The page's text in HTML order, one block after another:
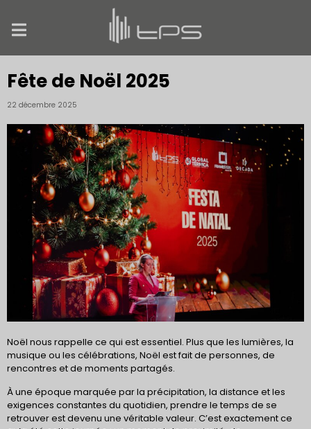
Fête de Noël 2025
22 décembre 2025
Noël nous rappelle ce qui est essentiel. Plus que les lumières, la
musique ou les célébrations, Noël est fait de personnes, de
rencontres et de moments partagés.
À une époque marquée par la précipitation, la distance et les
exigences constantes du quotidien, prendre le temps de se
retrouver est devenu une véritable valeur. C’est exactement ce